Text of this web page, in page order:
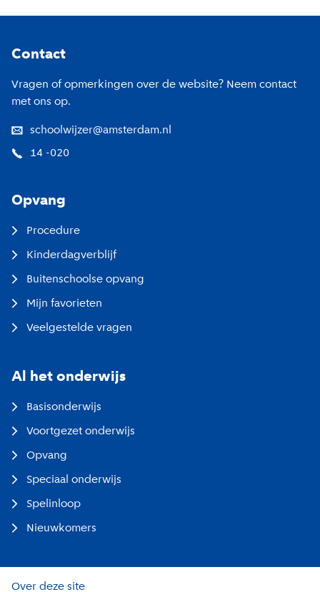
Contact
Vragen of opmerkingen over de website? Neem contact
met ons op.
schoolwijzer@amsterdam.nl
14 -020
Opvang
Procedure
Kinderdagverblijf
Buitenschoolse opvang
Mijn favorieten
Veelgestelde vragen
Al het onderwijs
Basisonderwijs
Voortgezet onderwijs
Opvang
Speciaal onderwijs
Spelinloop
Nieuwkomers
Over deze site